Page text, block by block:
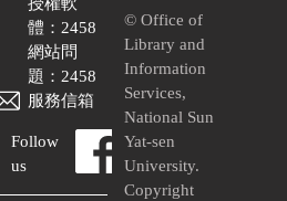
體：2458
網站問
題：2458
服務信箱
Follow
us
© Office of
Library and
Information
Services,
National Sun
Yat-sen
University.
Copyright